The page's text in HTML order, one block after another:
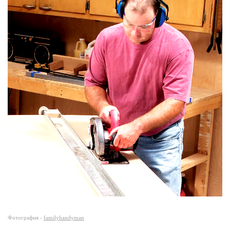
Фотография - familyhandyman